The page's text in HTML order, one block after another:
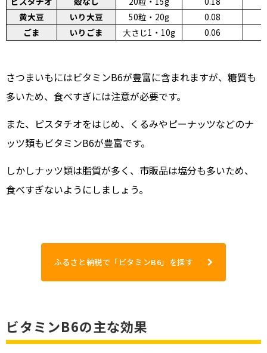
黄大豆
いり大豆 50粒・20g 0.08
ごま
いりごま 大さじ1・10g 0.06
さつまいもにはビタミンB6が豊富に含まれますが、糖質も
多いため、食べすぎには注意が必要です。
また、ピスタチオをはじめ、くるみやピーナッツなどのナ
ッツ類もビタミンB6が豊富です。
しかしナッツ類は脂質が多く、市販品は塩分も多いため、
食べすぎないようにしましょう。
ふるさと納税で「ビタミンB6」を探す
ビタミンB6の主な効果